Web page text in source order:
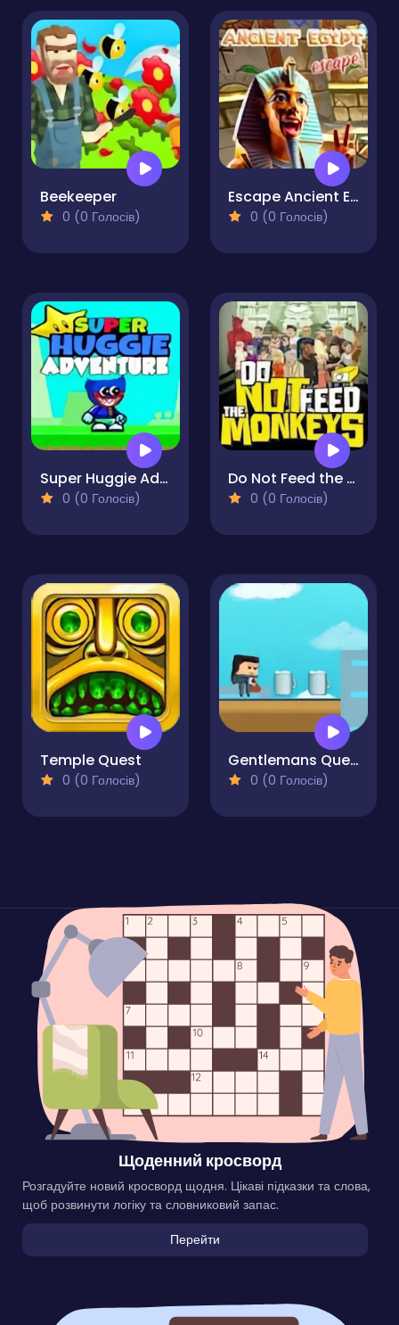
Beekeeper
0 (0 Голосів)
Escape Ancient Egypt
0 (0 Голосів)
Super Huggie Adventure
0 (0 Голосів)
Do Not Feed the Monkeys
0 (0 Голосів)
Temple Quest
0 (0 Голосів)
Gentlemans Quest
0 (0 Голосів)
Щоденний кросворд
Розгадуйте новий кросворд щодня. Цікаві підказки та слова,
щоб розвинути логіку та словниковий запас.
Перейти